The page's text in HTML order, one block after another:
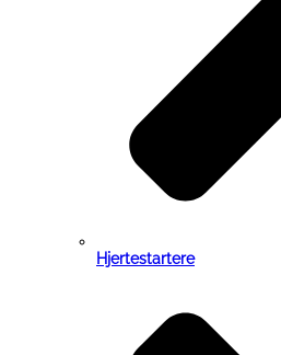
Hjertestartere